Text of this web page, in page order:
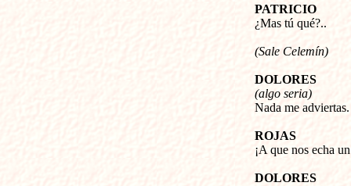
PATRICIO
¿Mas tú qué?..
(Sale Celemín)
DOLORES
(algo seria)
Nada me adviertas.
ROJAS
¡A que nos echa
DOLORES